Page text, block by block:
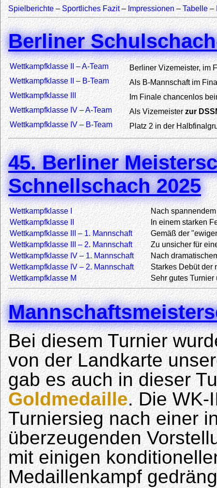
Spielberichte–Sportliches Fazit– Impressionen–Tabelle–
Berliner
Wettkampfklasse II – A-Team
Berliner Vizemeister, im
Wettkampfklasse II – B-Team
Als B-Mannschaft im
Wettkampfklasse III
Im Finale chancenlos
Wettkampfklasse IV – A-Team
Als Vizemeisterzur
Wettkampfklasse IV – B-Team
Platz 2 in der
45. Berliner
Schnellschach 2025
Wettkampfklasse I
Nach
Wettkampfklasse II
In einem starken
Wettkampfklasse III – 1. Mannschaft
Gemäß der
Wettkampfklasse III – 2. Mannschaft
Zu unsicher für
Wettkampfklasse IV – 1. Mannschaft
Nach
Wettkampfklasse IV – 2. Mannschaft
Starkes Debüt der
Wettkampfklasse M
Sehr gutes Turnier
Bei diesem Turnier
von der Landkarte
gab es auch in dieser
Goldmedaille. Die WK-
Turniersieg nach einer
überzeugenden
mit einigen
Medaillenkampf